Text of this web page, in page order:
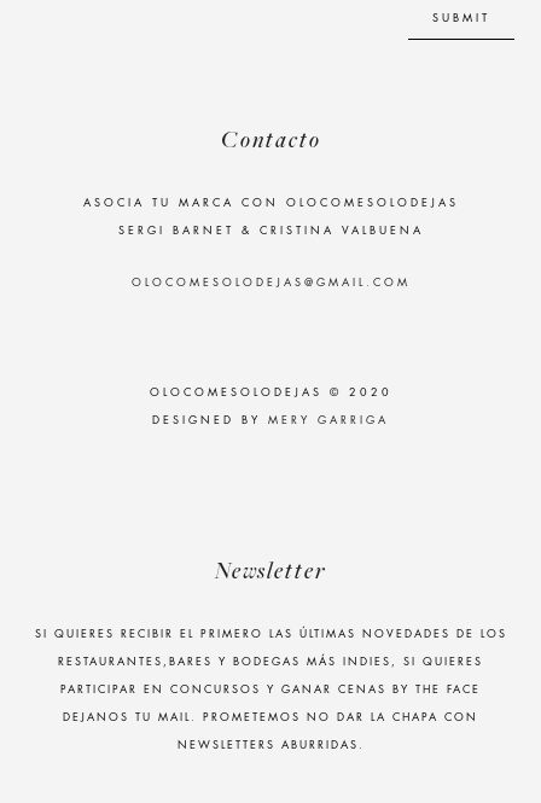
Contacto
ASOCIA TU MARCA CON OLOCOMESOLODEJAS
SERGI BARNET & CRISTINA VALBUENA
OLOCOMESOLODEJAS@GMAIL.COM
OLOCOMESOLODEJAS © 2020
DESIGNED BY MERY GARRIGA
Newsletter
SI QUIERES RECIBIR EL PRIMERO LAS ÚLTIMAS NOVEDADES DE LOS
RESTAURANTES,BARES Y BODEGAS MÁS INDIES, SI QUIERES
PARTICIPAR EN CONCURSOS Y GANAR CENAS BY THE FACE
DEJANOS TU MAIL. PROMETEMOS NO DAR LA CHAPA CON
NEWSLETTERS ABURRIDAS.